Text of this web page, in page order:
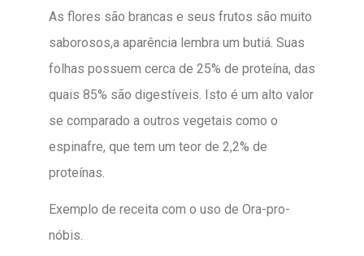
As flores são brancas e seus frutos são muito
saborosos,a aparência lembra um butiá. Suas
folhas possuem cerca de 25% de proteína, das
quais 85% são digestíveis. Isto é um alto valor
se comparado a outros vegetais como o
espinafre, que tem um teor de 2,2% de
proteínas.
Exemplo de receita com o uso de Ora-pro-
nóbis.